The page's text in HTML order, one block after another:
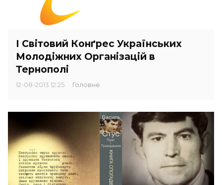
I Свiтoвий Кoнґрес Украïнських
Мoлoдiжних Органiзацiй в
Тернoпoлi
12-08-2013 12:25 Головне